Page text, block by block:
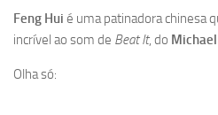
Feng Hui é uma patinadora chinesa
incrível ao som de Beat It, do Michael
Olha só: